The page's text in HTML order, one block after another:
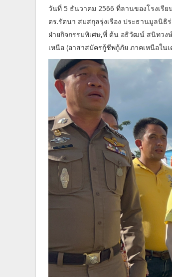
วันที่ 5 ธันวาคม 2566 ที่ลานของโรงเรี
ดร.รัตนา สมสกุลรุ่งเรือง ประธานมูล
ฝ่ายกิจกรรมพิเศษ,พี่ ต้น อธิวัฒน์ สนิทวง
เหนือ (อาสาสมัครกู้ชีพกู้ภัย ภาคเหนือใน